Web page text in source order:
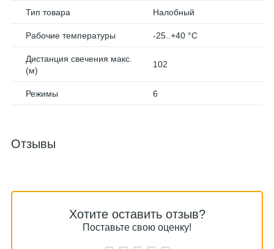
Тип товара Налобный
Рабочие температуры -25..+40 °C
Дистанция свечения макс.
(м)
102
Режимы 6
Отзывы
Хотите оставить отзыв?
Поставьте свою оценку!